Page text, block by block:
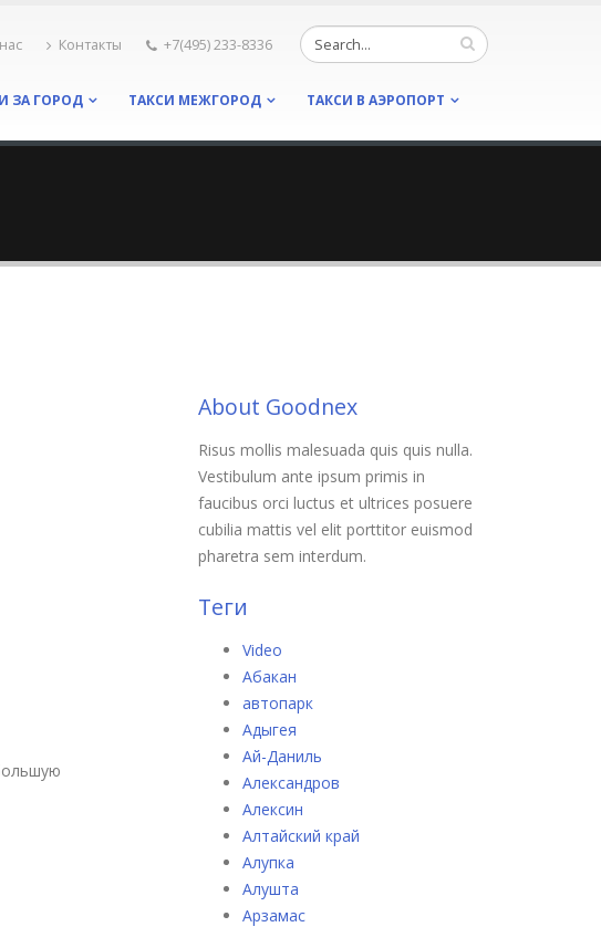
Контакты +7(495) 233-8336
ЗА ГОРОД ТАКСИ МЕЖГОРОД ТАКСИ В АЭРОПОРТ
About Goodnex
Risus mollis malesuada quis quis nulla.
Vestibulum ante ipsum primis in
faucibus orci luctus et ultrices posuere
cubilia mattis vel elit porttitor euismod
pharetra sem interdum.
Теги
Video
Абакан
автопарк
Адыгея
Ай-Даниль
Александров
Алексин
Алтайский край
Алупка
Алушта
Арзамас